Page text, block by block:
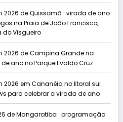
2026 de Quissamã : virada de ano
na Praia de João Francisco,
do Visgueiro
2026 de Campina Grande na
ano no Parque Evaldo Cruz
2026 em Cananéia no litoral sul
para celebrar a virada de ano
de Mangaratiba : programação